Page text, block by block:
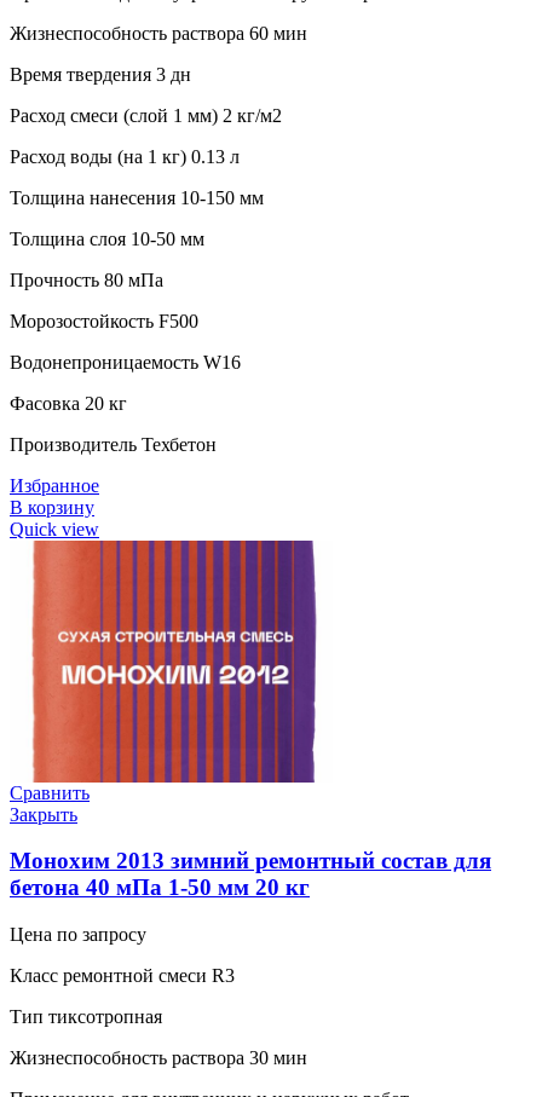
Жизнеспособность раствора 60 мин
Время твердения 3 дн
Расход смеси (слой 1 мм) 2 кг/м2
Расход воды (на 1 кг) 0.13 л
Толщина нанесения 10-150 мм
Толщина слоя 10-50 мм
Прочность 80 мПа
Морозостойкость F500
Водонепроницаемость W16
Фасовка 20 кг
Производитель Техбетон
Избранное
В корзину
Quick view
Сравнить
Закрыть
Монохим 2013 зимний ремонтный состав для
бетона 40 мПа 1-50 мм 20 кг
Цена по запросу
Класс ремонтной смеси R3
Тип тиксотропная
Жизнеспособность раствора 30 мин